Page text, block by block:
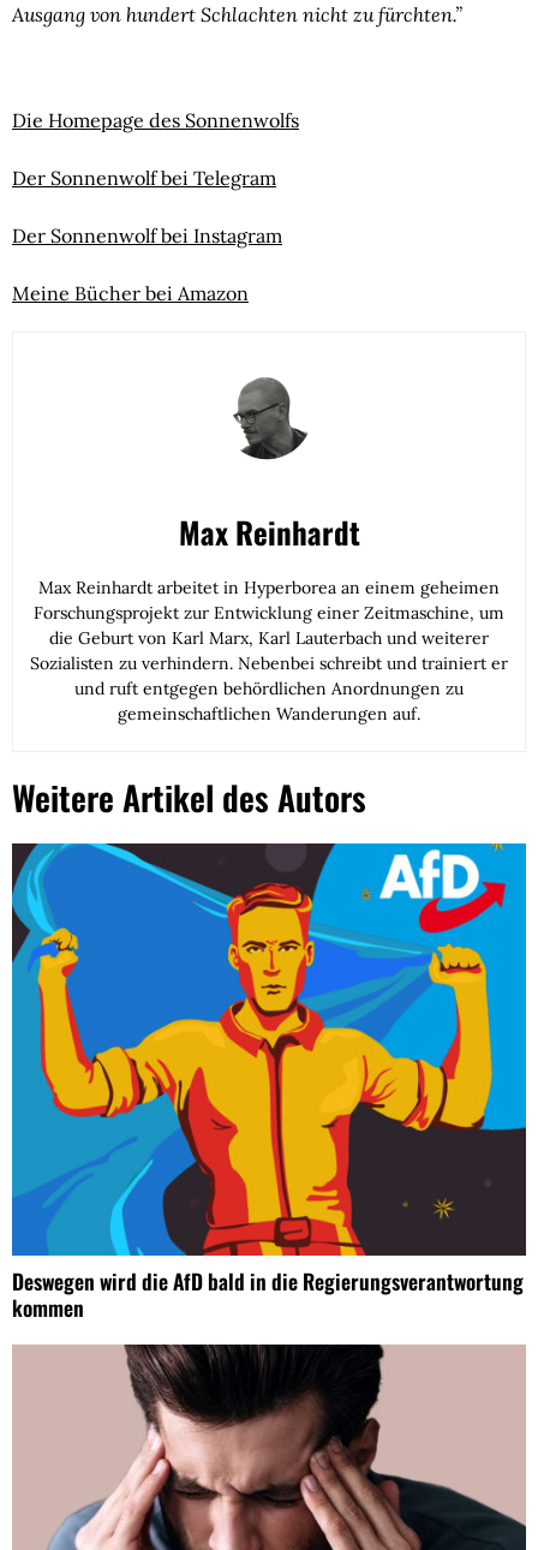
Ausgang von hundert Schlachten nicht zu fürchten.”
Die Homepage des Sonnenwolfs
Der Sonnenwolf bei Telegram
Der Sonnenwolf bei Instagram
Meine Bücher bei Amazon
Max Reinhardt
Max Reinhardt arbeitet in Hyperborea an einem geheimen
Forschungsprojekt zur Entwicklung einer Zeitmaschine, um
die Geburt von Karl Marx, Karl Lauterbach und weiterer
Sozialisten zu verhindern. Nebenbei schreibt und trainiert er
und ruft entgegen behördlichen Anordnungen zu
gemeinschaftlichen Wanderungen auf.
Weitere Artikel des Autors
Deswegen wird die AfD bald in die Regierungsverantwortung
kommen